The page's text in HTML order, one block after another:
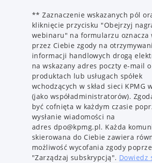
** Zaznaczenie wskazanych pól
kliknięcie przycisku "Obejrzyj
webinaru" na formularzu oznacza
przez Ciebie zgody na
informacji handlowych drogą
na wskazany adres poczty e-mail o
produktach lub usługach spółek
wchodzących w skład sieci KPMG
(jako współadministratorów).
być cofnięta w każdym czasie
wysłanie wiadomości na
adres dpo@kpmg.pl. Każda
skierowana do Ciebie zawiera
możliwość wycofania zgody
"Zarządzaj subskrypcją". Dowiedz